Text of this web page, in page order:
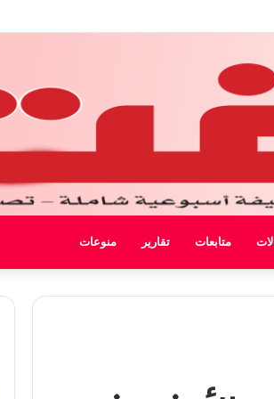
متابعات تقارير منوعات